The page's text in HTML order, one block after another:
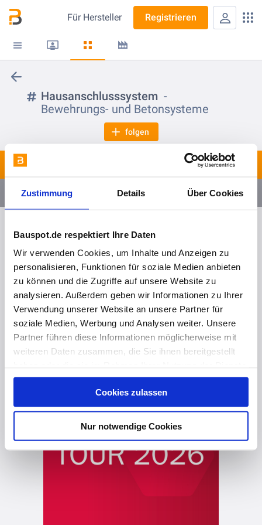
Zustimmung Details Über Cookies
Bauspot.de respektiert Ihre Daten
Wir verwenden Cookies, um Inhalte und Anzeigen zu
personalisieren, Funktionen für soziale Medien anbieten
zu können und die Zugriffe auf unsere Website zu
analysieren. Außerdem geben wir Informationen zu Ihrer
Verwendung unserer Website an unsere Partner für
soziale Medien, Werbung und Analysen weiter. Unsere
Partner führen diese Informationen möglicherweise mit
weiteren Daten zusammen, die Sie ihnen bereitgestellt
gesammelt haben. Hier finden Sie Informationen zum
und unserImpressum.
Cookies zulassen
Nur notwendige Cookies
Für Hersteller Registrieren
Hausanschlusssystem
Bewehrungs- und Betonsysteme
folgen
Fortbildungen & Webinare 2
vor 3 Monaten
KRASO Dicht im Detail Tour 2026